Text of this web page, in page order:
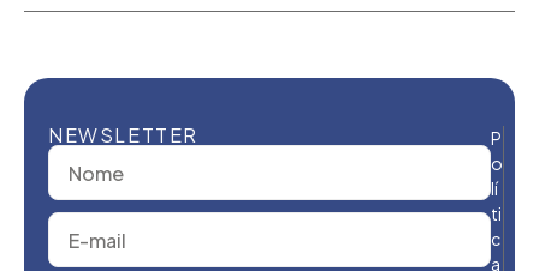
NEWSLETTER
P
o
lí
ti
c
a